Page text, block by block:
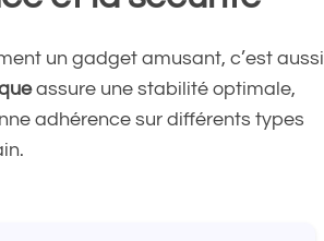
un gadget amusant, c’est aussi
assure une stabilité optimale,
adhérence sur différents types